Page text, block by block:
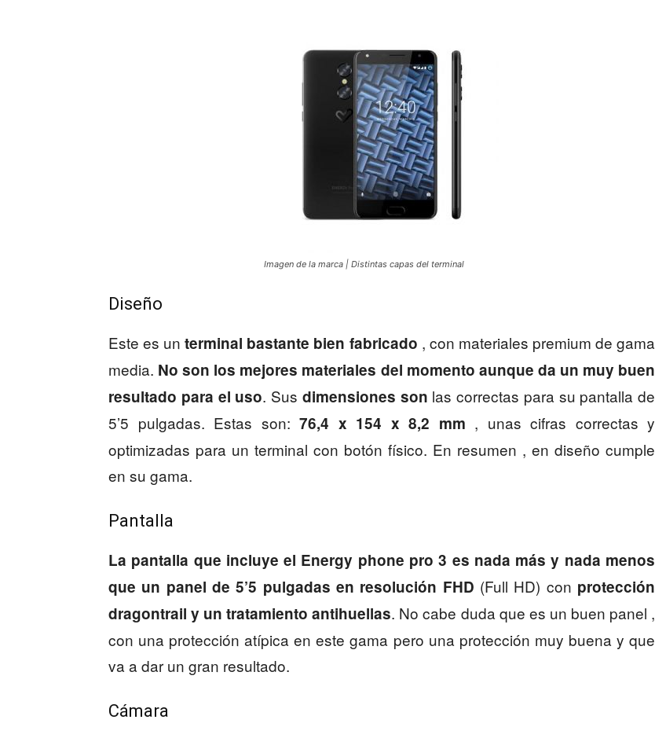
Imagen de la marca | Distintas capas del terminal
Diseño
Este es un terminal bastante bien fabricado , con materiales premium de gama
media. No son los mejores materiales del momento aunque da un muy buen
resultado para el uso. Sus dimensiones son las correctas para su pantalla de
5’5 pulgadas. Estas son: 76,4 x 154 x 8,2 mm , unas cifras correctas y
optimizadas para un terminal con botón físico. En resumen , en diseño cumple
en su gama.
Pantalla
La pantalla que incluye el Energy phone pro 3 es nada más y nada menos
que un panel de 5’5 pulgadas en resolución FHD (Full HD) con protección
dragontrail y un tratamiento antihuellas. No cabe duda que es un buen panel ,
con una protección atípica en este gama pero una protección muy buena y que
va a dar un gran resultado.
Cámara